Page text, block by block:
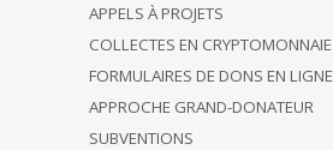
APPELS À PROJETS
COLLECTES EN CRYPTOMONNAIE
FORMULAIRES DE DONS EN LIGNE
APPROCHE GRAND-DONATEUR
SUBVENTIONS